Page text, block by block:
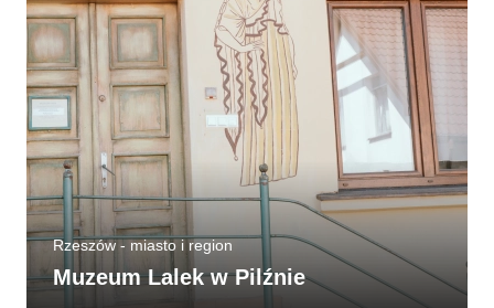
Rzeszów - miasto i region
Muzeum Lalek w Pilźnie